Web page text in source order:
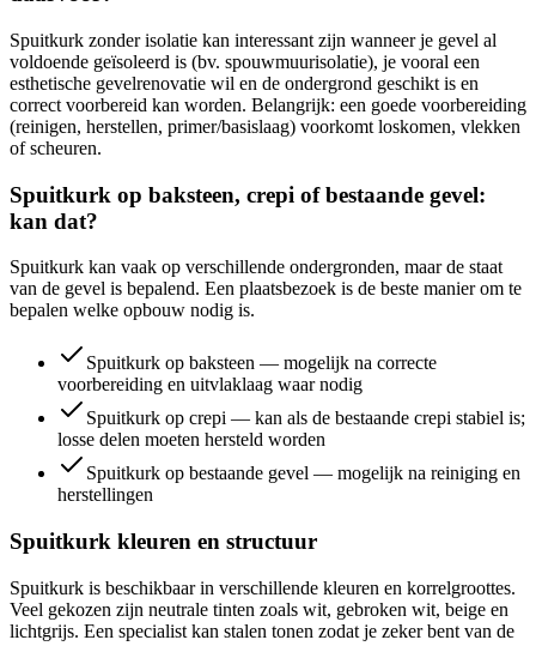
Spuitkurk zonder isolatie kan interessant zijn wanneer je gevel al
voldoende geïsoleerd is (bv. spouwmuurisolatie), je vooral een
esthetische gevelrenovatie wil en de ondergrond geschikt is en
correct voorbereid kan worden. Belangrijk: een goede voorbereiding
(reinigen, herstellen, primer/basislaag) voorkomt loskomen, vlekken
of scheuren.
Spuitkurk op baksteen, crepi of bestaande gevel:
kan dat?
Spuitkurk kan vaak op verschillende ondergronden, maar de staat
van de gevel is bepalend. Een plaatsbezoek is de beste manier om te
bepalen welke opbouw nodig is.
Spuitkurk op baksteen — mogelijk na correcte
voorbereiding en uitvlaklaag waar nodig
Spuitkurk op crepi — kan als de bestaande crepi stabiel is;
losse delen moeten hersteld worden
Spuitkurk op bestaande gevel — mogelijk na reiniging en
herstellingen
Spuitkurk kleuren en structuur
Spuitkurk is beschikbaar in verschillende kleuren en korrelgroottes.
Veel gekozen zijn neutrale tinten zoals wit, gebroken wit, beige en
lichtgrijs. Een specialist kan stalen tonen zodat je zeker bent van de